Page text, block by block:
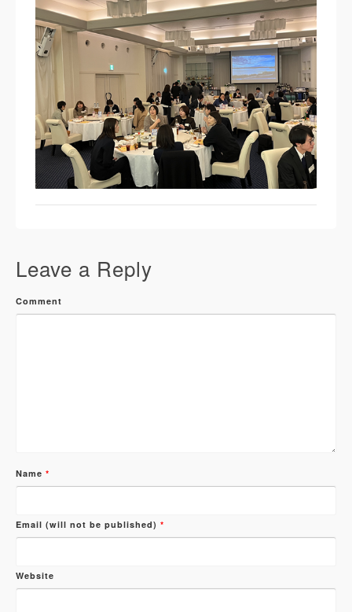
Leave a Reply
Comment
Name *
Email (will not be published) *
Website